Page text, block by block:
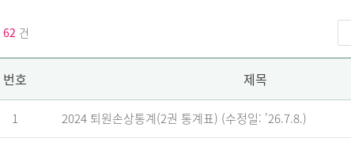
62 건
번호 제목
1 2024 퇴원손상통계(2권 통계표) (수정일: '26.7.8.)